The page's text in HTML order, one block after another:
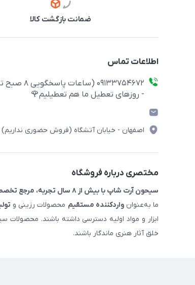
ضمانت بازگشت کالا
اطلاعات تماس
- روزهای تعطیل ما هم تعطیلیم🌹
اصفهان - خیابان آتشگاه (فروش حضوری نداریم)
مختصری درباره فروشگاه
سیحون آرت شاپ با بیش از ۸ سال تجربه، مرجع تخصصی مواد اولیه رزین و ملزومات هنری است.
ما به‌عنوانواردکننده مستقیم محصولات رزینی و
ابزار و مواد اولیه دسترسی داشته باشند.
خلق آثار هنری ماندگار باشند.